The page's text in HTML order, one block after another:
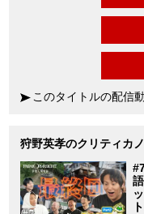
このタイトルの配信
狩野英孝のクリティカ